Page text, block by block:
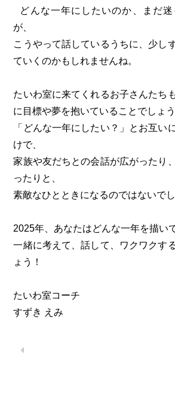
どんな一年にしたいのか、まだ
が、
こうやって話しているうちに、少し
ていくのかもしれませんね。
たいわ室に来てくれるお子さんたち
に目標や夢を抱いていることでしょ
「どんな一年にしたい？」とお互い
けで、
家族や友だちとの会話が広がったり
ったりと、
素敵なひとときになるのではないでし
2025年、あなたはどんな一年を描い
一緒に考えて、話して、ワクワクす
ょう！
たいわ室コーチ
すずき えみ